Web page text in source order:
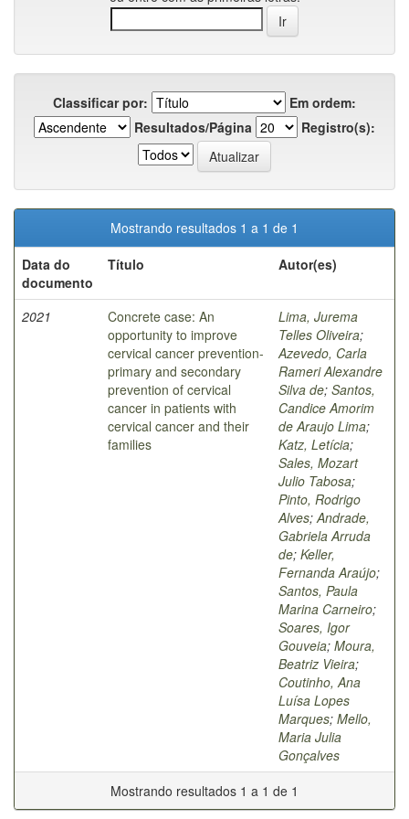
Classificar por:
Em ordem:
Resultados/Página
Registro(s):
Mostrando resultados 1 a 1 de 1
Data do
documento
Título Autor(es)
2021
Concrete case: An
opportunity to improve
cervical cancer prevention-
primary and secondary
prevention of cervical
cancer in patients with
cervical cancer and their
families
Lima, Jurema
Telles Oliveira;
Azevedo, Carla
Rameri Alexandre
Silva de; Santos,
Candice Amorim
de Araujo Lima;
Katz, Letícia;
Sales, Mozart
Julio Tabosa;
Pinto, Rodrigo
Alves; Andrade,
Gabriela Arruda
de; Keller,
Fernanda Araújo;
Santos, Paula
Marina Carneiro;
Soares, Igor
Gouveia; Moura,
Beatriz Vieira;
Coutinho, Ana
Luísa Lopes
Marques; Mello,
Maria Julia
Gonçalves
Mostrando resultados 1 a 1 de 1